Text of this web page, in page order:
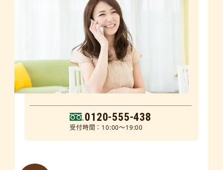
0120-555-438
受付時間：10:00～19:00